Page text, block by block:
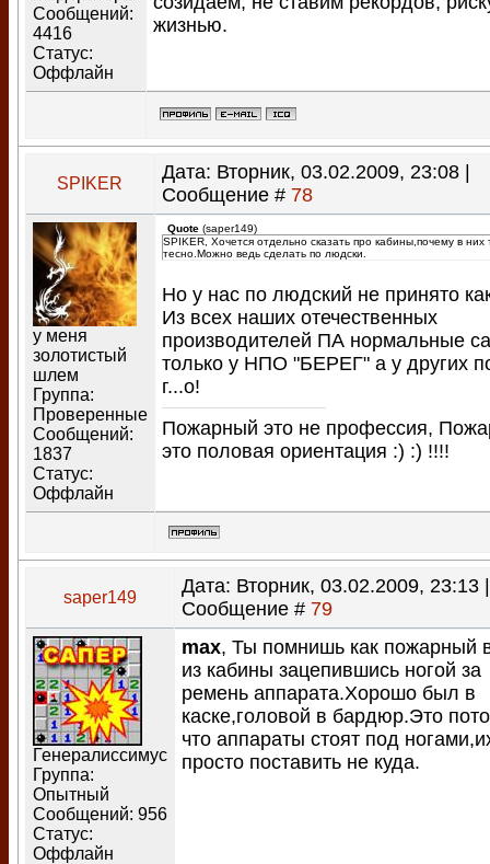
Сообщений:
4416
Статус:
Оффлайн
жизнью.
SPIKER
Дата: Вторник, 03.02.2009, 23:08 |
Сообщение # 78
у меня
золотистый
шлем
Группа:
Проверенные
Сообщений:
1837
Статус:
Оффлайн
Quote (saper149)
SPIKER, Хочется отдельно сказать про кабины,почему в них
тесно.Можно ведь сделать по людски.
Но у нас по людский не принято
Из всех наших отечественных
производителей ПА нормальные
только у НПО "БЕРЕГ" а у других
г...о!
Пожарный это не профессия,
это половая ориентация :) :) !!!!
saper149
Дата: Вторник, 03.02.2009, 23:13 |
Сообщение # 79
Генералиссимус
Группа:
Опытный
Сообщений: 956
Статус:
Оффлайн
max, Ты помнишь как пожарный
из кабины зацепившись ногой за
ремень аппарата.Хорошо был в
каске,головой в бардюр.Это
что аппараты стоят под
просто поставить не куда.